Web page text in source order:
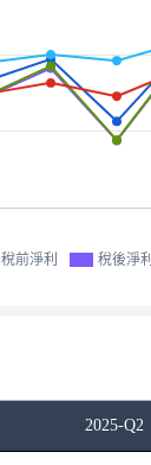
稅前淨利 稅後淨利
2025-Q2